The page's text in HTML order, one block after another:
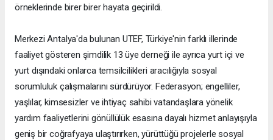
örneklerinde birer birer hayata geçirildi.
Merkezi Antalya'da bulunan UTEF, Türkiye'nin farklı illerinde
faaliyet gösteren şimdilik 13 üye derneği ile ayrıca yurt içi ve
yurt dışındaki onlarca temsilcilikleri aracılığıyla sosyal
sorumluluk çalışmalarını sürdürüyor. Federasyon; engelliler,
yaşlılar, kimsesizler ve ihtiyaç sahibi vatandaşlara yönelik
yardım faaliyetlerini gönüllülük esasına dayalı hizmet anlayışıyla
geniş bir coğrafyaya ulaştırırken, yürüttüğü projelerle sosyal